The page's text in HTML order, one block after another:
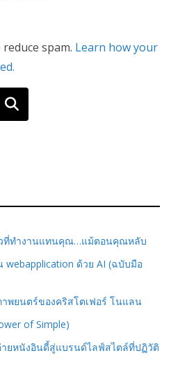
spam. Learn how your
ค้นหา
วที่ทำงานแทนคุณ…แม้ตอนคุณหลับ
webapplication ด้วย AI (ฉบับมือ
ยนตร์ของคริสโตเฟอร์ โนแลน
of Simple)
ายหนังอินดี้สู่แบรนด์ไลฟ์สไตล์ที่ปฏิวัติ